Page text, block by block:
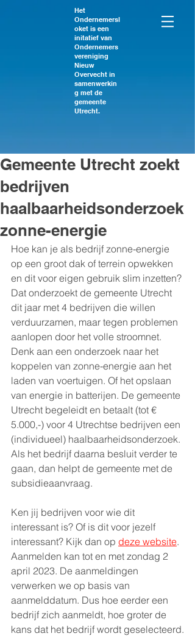
Het
Ondernemersl
oket is een
initatief van
Ondernemers
vereniging
Nieuw
Overvecht in
samenwerkin
g met de
gemeente
Utrecht.
Gemeente Utrecht zoekt
bedrijven
haalbaarheidsonderzoek
zonne-energie
Hoe kan je als bedrijf zonne-energie
op een groot dak of terrein opwekken
en dit voor eigen gebruik slim inzetten?
Dat onderzoekt de gemeente Utrecht
dit jaar met 4 bedrijven die willen
verduurzamen, maar tegen problemen
aanlopen door het volle stroomnet.
Denk aan een onderzoek naar het
koppelen van zonne-energie aan het
laden van voertuigen. Of het opslaan
van energie in batterijen. De gemeente
Utrecht begeleidt en betaalt (tot €
5.000,-) voor 4 Utrechtse bedrijven een
(individueel) haalbaarheidsonderzoek.
Als het bedrijf daarna besluit verder te
gaan, dan helpt de gemeente met de
subsidieaanvraag.
Ken jij bedrijven voor wie dit
interessant is? Of is dit voor jezelf
interessant? Kijk dan op deze website.
Aanmelden kan tot en met zondag 2
april 2023. De aanmeldingen
verwerken we op basis van
aanmelddatum. Dus hoe eerder een
bedrijf zich aanmeldt, hoe groter de
kans dat het bedrijf wordt geselecteerd.